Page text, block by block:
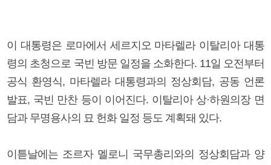
이 대통령은 로마에서 세르지오 마타렐라 이탈리아 대통
령의 초청으로 국빈 방문 일정을 소화한다. 11일 오전부터
공식 환영식, 마타렐라 대통령과의 정상회담, 공동 언론
발표, 국빈 만찬 등이 이어진다. 이탈리아 상·하원의장 면
담과 무명용사의 묘 헌화 일정 등도 계획돼 있다.
이튿날에는 조르자 멜로니 국무총리와의 정상회담과 양